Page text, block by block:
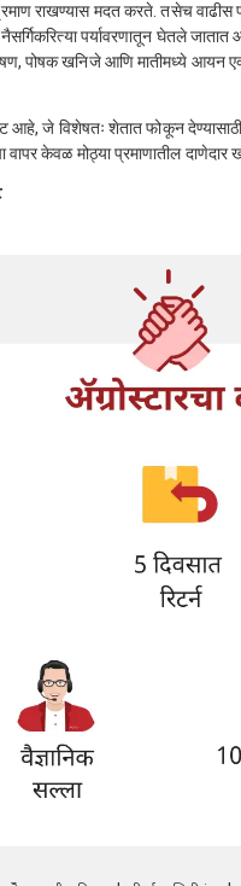
राखण्यास मदत करते. तसेच वाढीस
पर्यावरणातून घेतले जातात
पोषक खनिजे आणि मातीमध्ये आयन
आहे, जे विशेषतः शेतात फोकून
वापर केवळ मोठ्या प्रमाणातील